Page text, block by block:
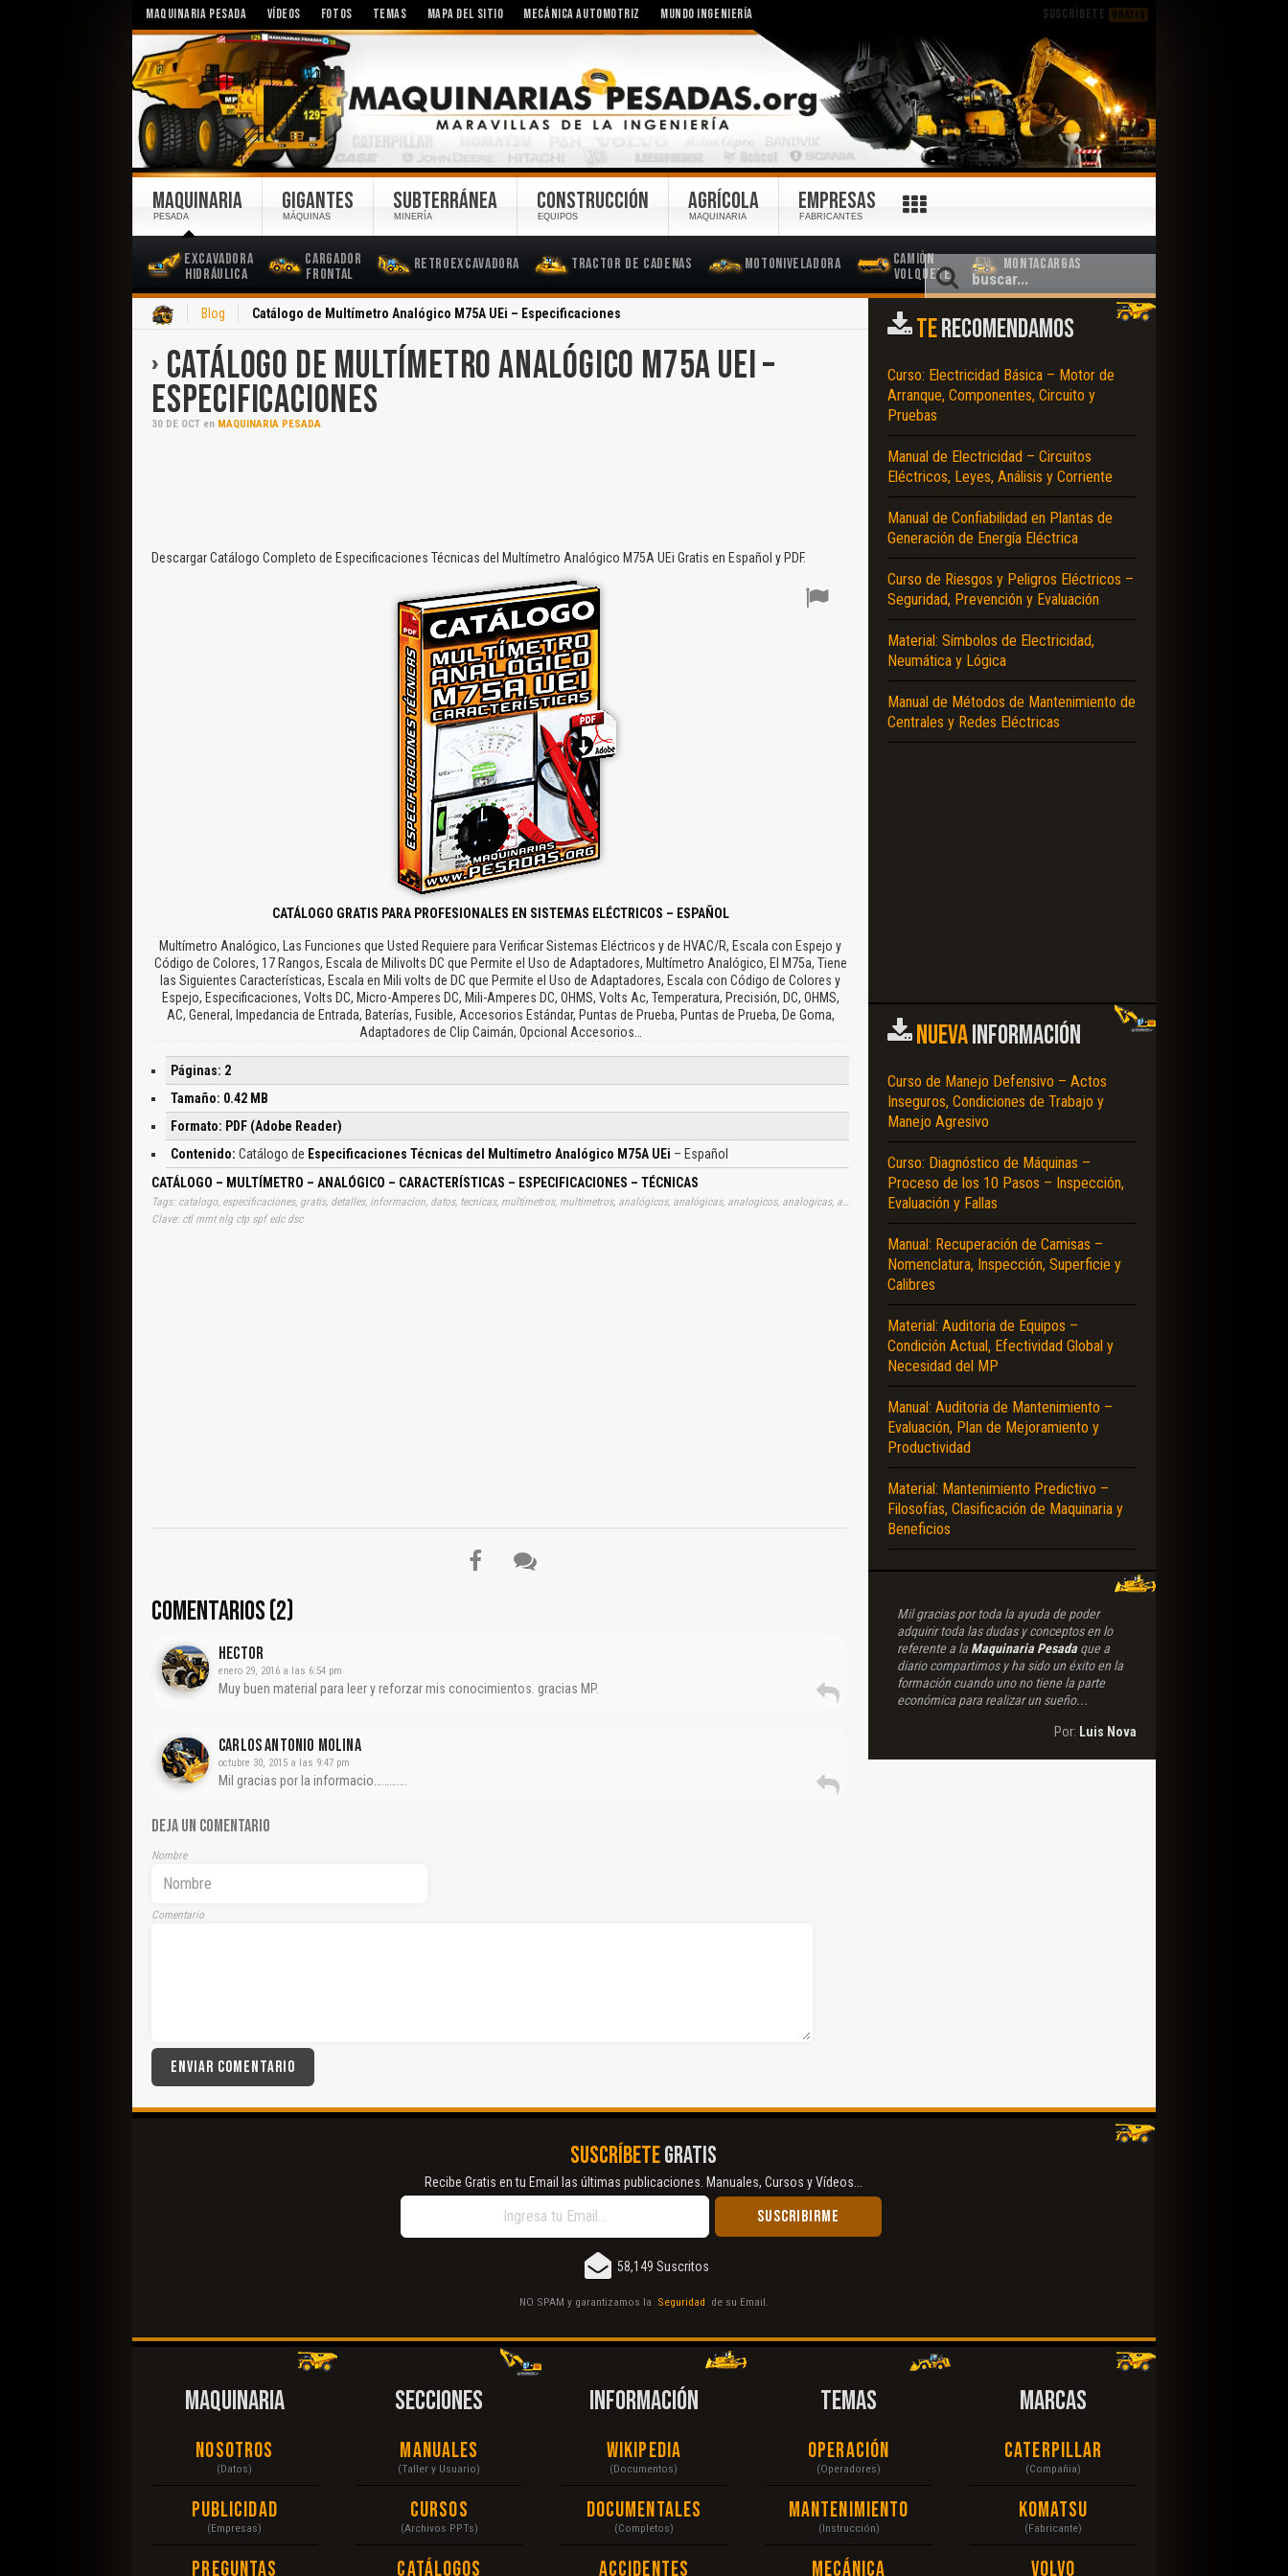
MAQUINARIA PESADA VÍDEOS FOTOS TEMAS MAPA DEL SITIO MECÁNICA AUTOMOTRIZ MUNDO INGENIERÍA SUSCRÍBETE GRATIS
MAQUINARIA
PESADA
Excavadora
Hidráulica
Cargador
Frontal
Retroexcavadora Tractor de Cadenas Motoniveladora
Camión
Volquete
Montacargas
GIGANTES
MÁQUINAS
SUBTERRÁNEA
MINERÍA
CONSTRUCCIÓN
EQUIPOS
AGRÍCOLA
MAQUINARIA
EMPRESAS
FABRICANTES
Blog Catálogo de Multímetro Analógico M75A UEi – Especificaciones
CATÁLOGO DE MULTÍMETRO ANALÓGICO M75A UEI –
ESPECIFICACIONES
30 DE OCT en MAQUINARIA PESADA
Descargar Catálogo Completo de Especificaciones Técnicas del Multímetro Analógico M75A UEi Gratis en Español y PDF.
CATÁLOGO GRATIS PARA PROFESIONALES EN SISTEMAS ELÉCTRICOS – ESPAÑOL
Multímetro Analógico, Las Funciones que Usted Requiere para Verificar Sistemas Eléctricos y de HVAC/R, Escala con Espejo y
Código de Colores, 17 Rangos, Escala de Milivolts DC que Permite el Uso de Adaptadores, Multímetro Analógico, El M75a, Tiene
las Siguientes Características, Escala en Mili volts de DC que Permite el Uso de Adaptadores, Escala con Código de Colores y
Espejo, Especificaciones, Volts DC, Micro-Amperes DC, Mili-Amperes DC, OHMS, Volts Ac, Temperatura, Precisión, DC, OHMS,
AC, General, Impedancia de Entrada, Baterías, Fusible, Accesorios Estándar, Puntas de Prueba, Puntas de Prueba, De Goma,
Adaptadores de Clip Caimán, Opcional Accesorios…
Páginas: 2
Tamaño: 0.42 MB
Formato: PDF (Adobe Reader)
Contenido: Catálogo de Especificaciones Técnicas del Multímetro Analógico M75A UEi – Español
CATÁLOGO – MULTÍMETRO – ANALÓGICO – CARACTERÍSTICAS – ESPECIFICACIONES – TÉCNICAS
Tags: catalogo, especificaciones, gratis, detalles, informacion, datos, tecnicas, multímetros, multimetros, analógicos, analógicas, analogicos, analogicas, aprender, descargas
Clave: ctl mmt nlg ctp spf edc dsc
COMENTARIOS (2)
HECTOR
enero 29, 2016 a las 6:54 pm
Muy buen material para leer y reforzar mis conocimientos. gracias MP.
CARLOS ANTONIO MOLINA
octubre 30, 2015 a las 9:47 pm
Mil gracias por la informacio………….
DEJA UN COMENTARIO
Nombre
Comentario
TERECOMENDAMOS
Curso: Electricidad Básica – Motor de
Arranque, Componentes, Circuito y
Pruebas
Manual de Electricidad – Circuitos
Eléctricos, Leyes, Análisis y Corriente
Manual de Confiabilidad en Plantas de
Generación de Energía Eléctrica
Curso de Riesgos y Peligros Eléctricos –
Seguridad, Prevención y Evaluación
Material: Símbolos de Electricidad,
Neumática y Lógica
Manual de Métodos de Mantenimiento de
Centrales y Redes Eléctricas
NUEVAINFORMACIÓN
Curso de Manejo Defensivo – Actos
Inseguros, Condiciones de Trabajo y
Manejo Agresivo
Curso: Diagnóstico de Máquinas –
Proceso de los 10 Pasos – Inspección,
Evaluación y Fallas
Manual: Recuperación de Camisas –
Nomenclatura, Inspección, Superficie y
Calibres
Material: Auditoria de Equipos –
Condición Actual, Efectividad Global y
Necesidad del MP
Manual: Auditoria de Mantenimiento –
Evaluación, Plan de Mejoramiento y
Productividad
Material: Mantenimiento Predictivo –
Filosofías, Clasificación de Maquinaria y
Beneficios
Mil gracias por toda la ayuda de poder
adquirir toda las dudas y conceptos en lo
referente a la Maquinaria Pesadaque a
diario compartimos y ha sido un éxito en la
formación cuando uno no tiene la parte
económica para realizar un sueño...
Por: Luis Nova
SUSCRÍBETEGRATIS
Recibe Gratis en tu Email las últimas publicaciones. Manuales, Cursos y Vídeos...
58,149 Suscritos
NO SPAM y garantizamos la Seguridad de su Email.
MAQUINARIA
Nosotros
(Datos)
Publicidad
(Empresas)
Preguntas
SECCIONES
Manuales
(Taller y Usuario)
Cursos
(Archivos PPTs)
Catálogos
INFORMACIÓN
Wikipedia
(Documentos)
Documentales
(Completos)
Accidentes
TEMAS
Operación
(Operadores)
Mantenimiento
(Instrucción)
Mecánica
MARCAS
Caterpillar
(Compañia)
Komatsu
(Fabricante)
Volvo